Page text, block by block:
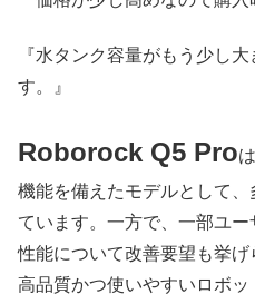
『水タンク容量がもう少し
す。』
Roborock Q5 Pro
機能を備えたモデルとして
ています。一方で、一部ユ
性能について改善要望も挙げ
高品質かつ使いやすいロボ